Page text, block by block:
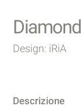
Design: iRiA
Descrizione